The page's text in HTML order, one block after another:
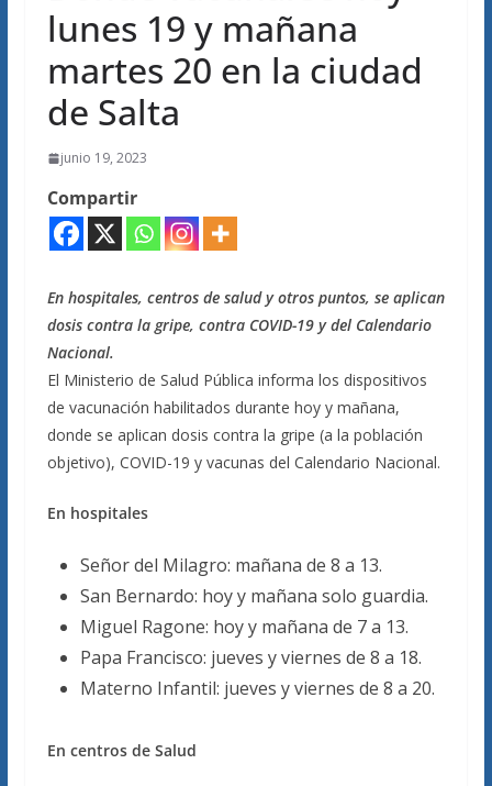
lunes 19 y mañana
martes 20 en la ciudad
de Salta
junio 19, 2023
Compartir
En hospitales, centros de salud y otros puntos, se aplican
dosis contra la gripe, contra COVID-19 y del Calendario
Nacional.
El Ministerio de Salud Pública informa los dispositivos
de vacunación habilitados durante hoy y mañana,
donde se aplican dosis contra la gripe (a la población
objetivo), COVID-19 y vacunas del Calendario Nacional.
En hospitales
Señor del Milagro: mañana de 8 a 13.
San Bernardo: hoy y mañana solo guardia.
Miguel Ragone: hoy y mañana de 7 a 13.
Papa Francisco: jueves y viernes de 8 a 18.
Materno Infantil: jueves y viernes de 8 a 20.
En centros de Salud